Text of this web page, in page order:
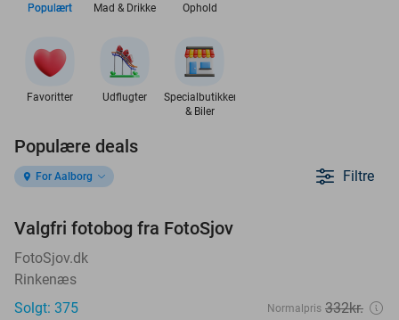
Populært Mad & Drikke Ophold
Favoritter Udflugter
Specialbutikker
& Biler
Populære deals
For Aalborg Filtre
favorite_border
Valgfri fotobog fra FotoSjov
FotoSjov.dk
Rinkenæs
Solgt: 375
Normalpris 332kr.